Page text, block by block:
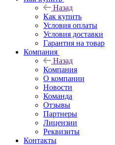
Назад
Как купить
Условия оплаты
Условия доставки
Гарантия на товар
Компания
Назад
Компания
О компании
Новости
Команда
Отзывы
Партнеры
Лицензии
Реквизиты
Контакты